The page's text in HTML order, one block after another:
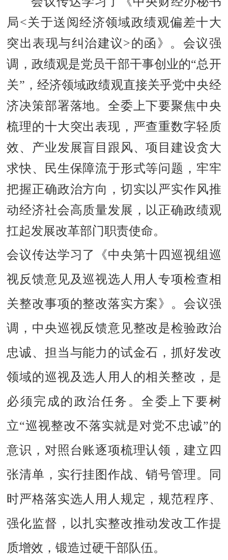
局<关于送阅经济领域政绩观偏差十大
突出表现与纠治建议>的函》 。会议强
调，政绩观是党员干部干事创业的“总开
关”，经济领域政绩观直接关乎党中央经
济决策部署落地。全委上下要聚焦中央
梳理的十大突出表现，严查重数字轻质
效、产业发展盲目跟风、项目建设贪大
求快、民生保障流于形式等问题，牢牢
把握正确政治方向，切实以严实作风推
动经济社会高质量发展，以正确政绩观
扛起发展改革部门职责使命。
会议传达学习了
《中央第十四巡视组巡
视反馈意见及巡视选人用人专项检查相
关整改事项的整改落实方案》 。会议强
调，中央巡视反馈意见整改是检验政治
忠诚、担当与能力的试金石，抓好发改
领域的巡视及选人用人的相关整改，是
必须完成的政治任务。全委上下要树
立“巡视整改不落实就是对党不忠诚”的
意识，对照台账逐项梳理认领，建立四
张清单，实行挂图作战、销号管理。同
时严格落实选人用人规定，规范程序、
强化监督，以扎实整改推动发改工作提
质增效，锻造过硬干部队伍。